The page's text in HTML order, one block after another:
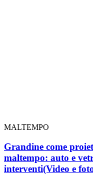
MALTEMPO
Grandine come
maltempo: auto e
interventi(Video e